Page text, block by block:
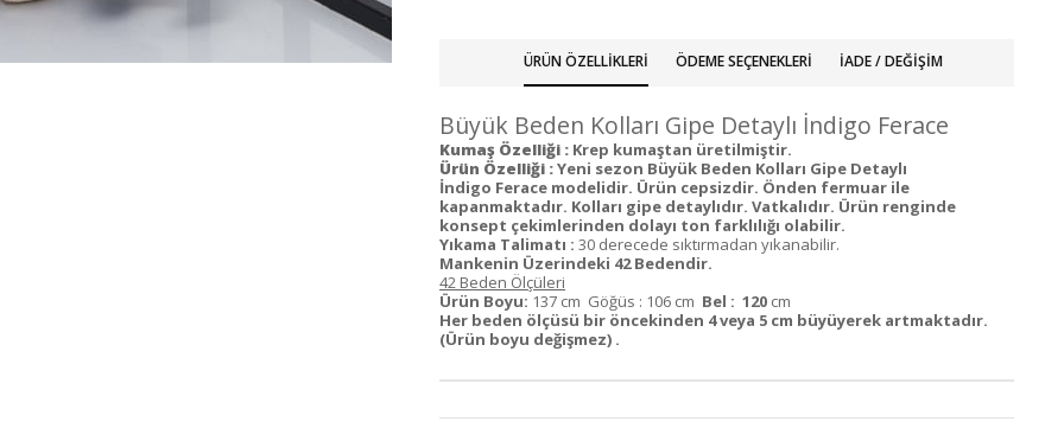
ÜRÜN ÖZELLIKLERI ÖDEME SEÇENEKLERI İADE / DEĞIŞIM
Büyük Beden Kolları Gipe Detaylı İndigo Ferace
Kumaş Özelliği : Krep kumaştan üretilmiştir.
Ürün Özelliği :Yeni sezon Büyük Beden Kolları Gipe Detaylı
İndigo Ferace modelidir. Ürün cepsizdir. Önden fermuar ile
kapanmaktadır. Kolları gipe detaylıdır. Vatkalıdır. Ürün renginde
konsept çekimlerinden dolayı ton farklılığı olabilir.
Yıkama Talimatı : 30 derecede sıktırmadan yıkanabilir.
Mankenin Üzerindeki 42 Bedendir.
42 Beden Ölçüleri
Ürün Boyu: 137 cm Göğüs : 106 cm Bel : 120 cm
Her beden ölçüsü bir öncekinden 4 veya 5 cm büyüyerek artmaktadır.
(Ürün boyu değişmez) .